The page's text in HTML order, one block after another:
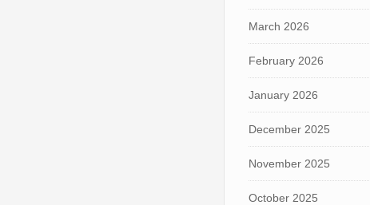
March 2026
February 2026
January 2026
December 2025
November 2025
October 2025